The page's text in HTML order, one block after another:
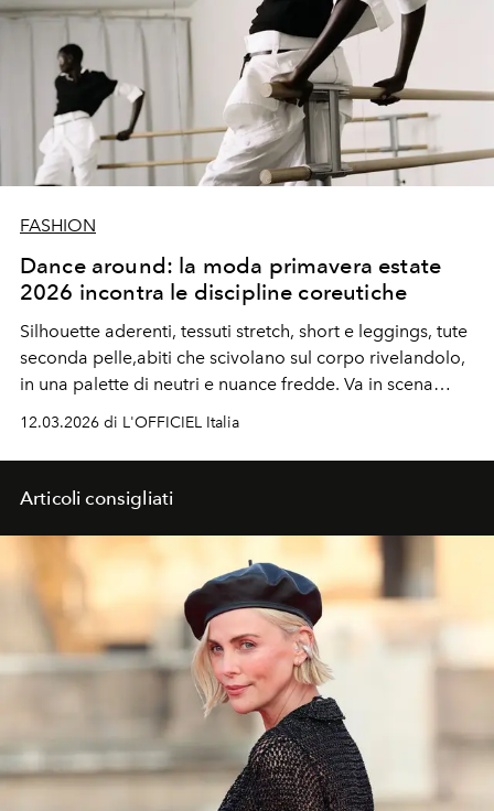
FASHION
Dance around: la moda primavera estate
2026 incontra le discipline coreutiche
Silhouette aderenti, tessuti stretch, short e leggings, tute
seconda pelle,abiti che scivolano sul corpo rivelandolo,
in una palette di neutri e nuance fredde. Va in scena
contemporaneo.
12.03.2026 di L'OFFICIEL Italia
Articoli consigliati